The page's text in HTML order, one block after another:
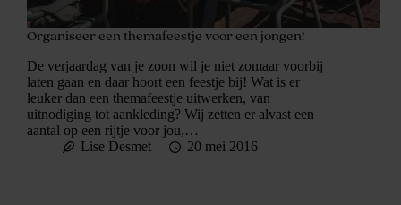
Organiseer een themafeestje voor een jongen!
De verjaardag van je zoon wil je niet zomaar voorbij
laten gaan en daar hoort een feestje bij! Wat is er
leuker dan een themafeestje uitwerken, van
uitnodiging tot aankleding? Wij zetten er alvast een
aantal op een rijtje voor jou,…
Lise Desmet
20 mei 2016